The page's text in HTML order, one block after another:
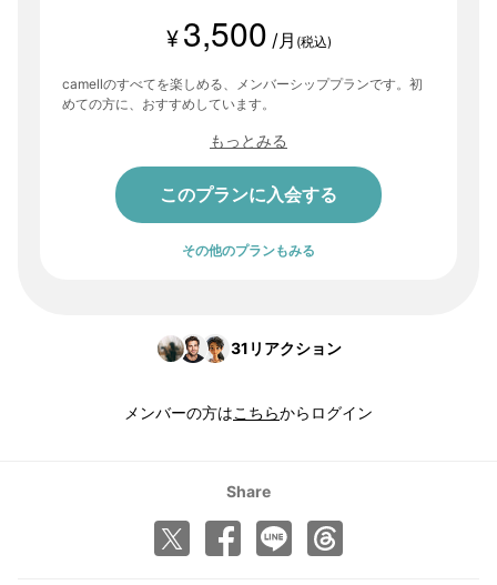
¥ 3,500 /月 (税込)
camellのすべてを楽しめる、メンバーシッププランです。初
めての方に、おすすめしています。
もっとみる
このプランに入会する
その他のプランもみる
31 リアクション
メンバーの方はこちらからログイン
Share